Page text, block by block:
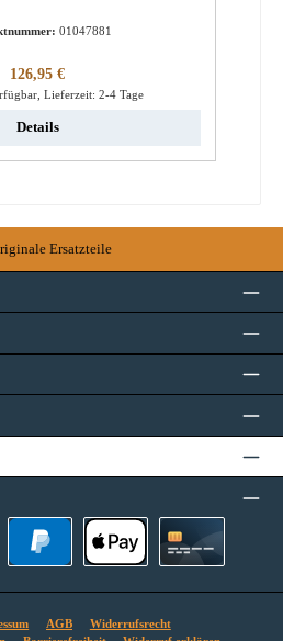
01047881
Regulärer Preis:
126,95 €
Lieferzeit: 2-4 Tage
Details
Ersatzteile
AGB
Widerrufsrecht